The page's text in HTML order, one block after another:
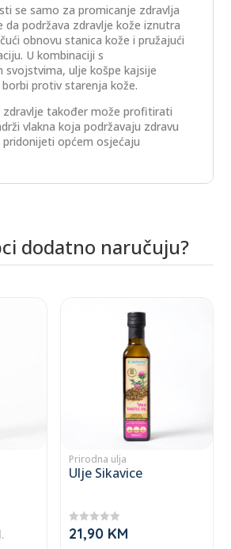
se samo za promicanje zdravlja
da podržava zdravlje kože iznutra
obnovu stanica kože i pružajući
U kombinaciji s
svojstvima, ulje košpe kajsije
protiv starenja kože.
zdravlje također može profitirati
vlakna koja podržavaju zdravu
općem osjećaju
dodatno naručuju?
Prirodna ulja
Ulje Sikavice
★
★
21,90 KM
may
be
on
the